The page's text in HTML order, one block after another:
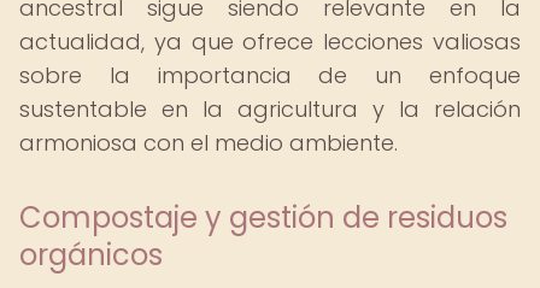
ancestral sigue siendo relevante en la
actualidad, ya que ofrece lecciones valiosas
sobre la importancia de un enfoque
sustentable en la agricultura y la relación
armoniosa con el medio ambiente.
Compostaje y gestión de residuos
orgánicos